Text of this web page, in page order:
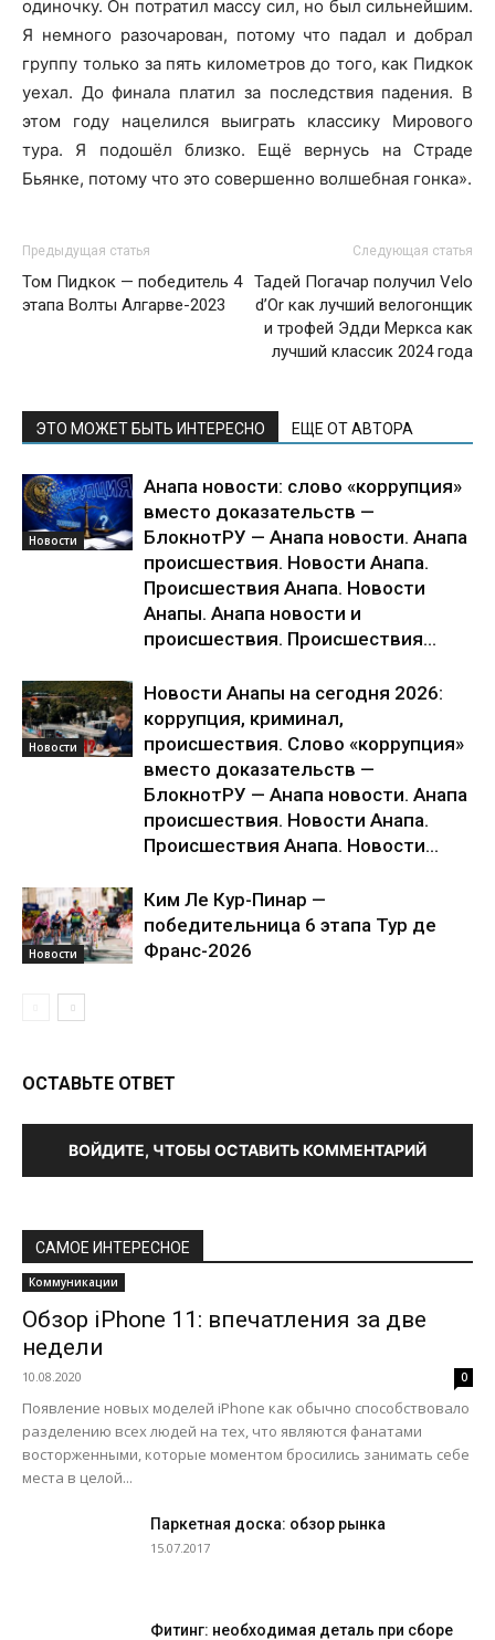
одиночку. Он потратил массу сил, но был сильнейшим.
Я немного разочарован, потому что падал и добрал
группу только за пять километров до того, как Пидкок
уехал. До финала платил за последствия падения. В
этом году нацелился выиграть классику Мирового
тура. Я подошёл близко. Ещё вернусь на Страде
Бьянке, потому что это совершенно волшебная гонка».
Предыдущая статья
Том Пидкок — победитель 4
этапа Волты Алгарве-2023
Следующая статья
Тадей Погачар получил Velo
d’Or как лучший велогонщик
и трофей Эдди Меркса как
лучший классик 2024 года
ЭТО МОЖЕТ БЫТЬ ИНТЕРЕСНО ЕЩЕ ОТ АВТОРА
Новости
Анапа новости: слово «коррупция»
вместо доказательств —
БлокнотРУ — Анапа новости. Анапа
происшествия. Новости Анапа.
Происшествия Анапа. Новости
Анапы. Анапа новости и
происшествия. Происшествия...
Новости
Новости Анапы на сегодня 2026:
коррупция, криминал,
происшествия. Слово «коррупция»
вместо доказательств —
БлокнотРУ — Анапа новости. Анапа
происшествия. Новости Анапа.
Происшествия Анапа. Новости...
Новости
Ким Ле Кур-Пинар —
победительница 6 этапа Тур де
Франс-2026
ОСТАВЬТЕ ОТВЕТ
ВОЙДИТЕ, ЧТОБЫ ОСТАВИТЬ КОММЕНТАРИЙ
САМОЕ ИНТЕРЕСНОЕ
Коммуникации
Обзор iPhone 11: впечатления за две
недели
10.08.2020 0
Появление новых моделей iPhone как обычно способствовало
разделению всех людей на тех, что являются фанатами
восторженными, которые моментом бросились занимать себе
места в целой...
Паркетная доска: обзор рынка
15.07.2017
Фитинг: необходимая деталь при сборе